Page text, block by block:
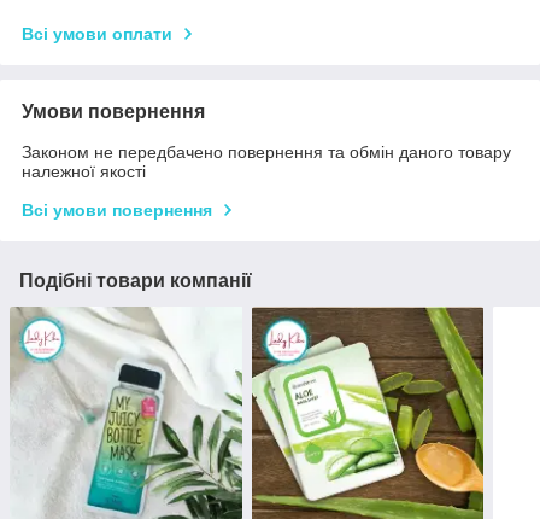
Всі умови оплати
Умови повернення
Законом не передбачено повернення та обмін даного товару
належної якості
Всі умови повернення
Подібні товари компанії